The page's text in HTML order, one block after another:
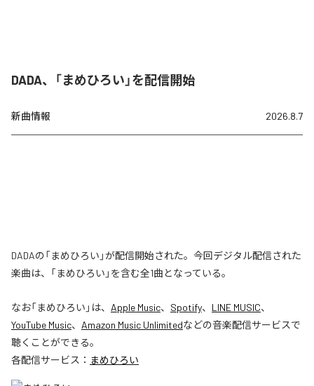
DADA、「まめひろい」を配信開始
新曲情報 2026.8.7
DADAの「まめひろい」が配信開始された。今回デジタル配信された
楽曲は、「まめひろい」を含む全1曲となっている。
なお「まめひろい 」は、 Apple Music、 Spotify、 LINE MUSIC、
YouTube Music、 Amazon Music Unlimitedなどの音楽配信サービスで
聴くことができる。
各配信サービス： まめひろい